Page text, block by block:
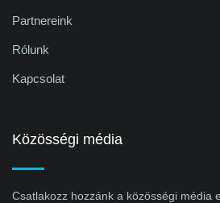
Partnereink
Rólunk
Kapcsolat
Közösségi média
Csatlakozz hozzánk a közösségi média